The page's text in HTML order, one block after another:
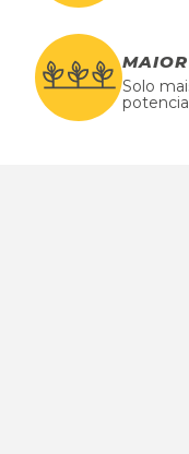
Solo